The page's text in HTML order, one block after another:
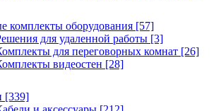
комплекты оборудования [57]
для удаленной работы [3]
для переговорных комнат [26]
видеостен [28]
[339]